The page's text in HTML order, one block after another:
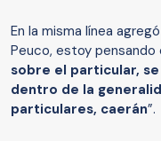
En la misma línea
Peuco, estoy pensando
sobre el particular,
dentro de la
particulares, caerán”.